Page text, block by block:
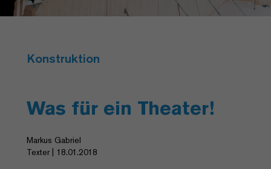
Konstruktion
Was für ein Theater!
Markus Gabriel
Texter | 18.01.2018